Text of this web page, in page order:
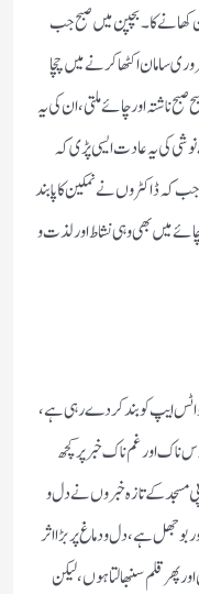
کھانے کا ۔ بچپن میں صبح جب
سامان اکٹھا کرنے میں چچا
ناشتہ اور چائے ملتی، ان کی یہ
کی یہ عادت ایسی پڑی کہ
ڈاکٹروں نے نمکین کا پابند
میں بھی وہی نشاط اور لذت و
ایپ کو بند کر دے رہی ہے ،
ناک اور غم ناک خبر پر کچھ
مسجد کے تازہ خبروں نے دل و
بوجھل ہے ، دل و دماغ پر بڑا اثر
قلم سنبھالتا ہوں ، لیکن